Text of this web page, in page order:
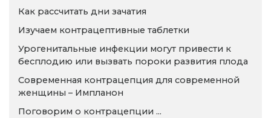
Как рассчитать дни зачатия
Изучаем контрацептивные таблетки
Урогенитальные инфекции могут привести к
бесплодию или вызвать пороки развития плода
Современная контрацепция для современной
женщины – Импланон
Поговорим о контрацепции ...